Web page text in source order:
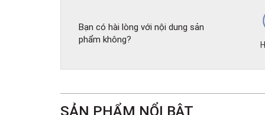
Bạn có hài lòng với nội dung sản
phẩm không?
SẢN PHẨM NỔI BẬT